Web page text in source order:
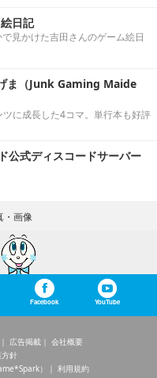
日記
見かけた吉田さんのゲーム絵日
ま（Junk Gaming Maide
に成長した4コマ。単行本も好評
式ディスコードサーバー
・画像
Facebook YouTube
広告掲載
会社概要
針
）
利用規約